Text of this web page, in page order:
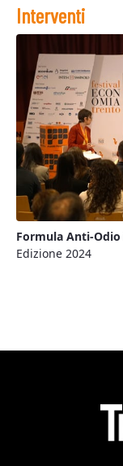
Interventi
Formula Anti-
Edizione 2024